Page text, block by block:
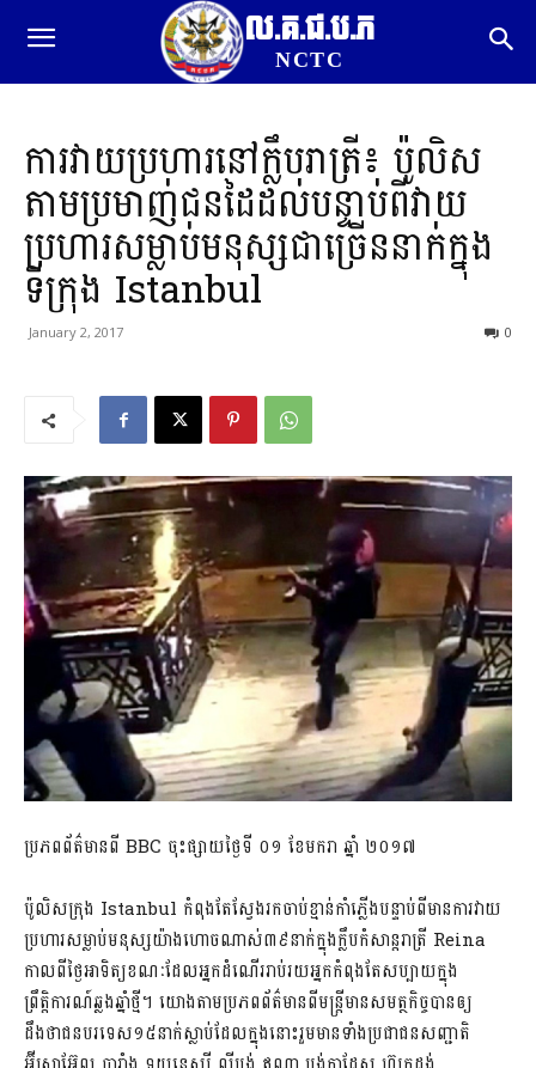
ល.គ.ជ.ប.ភ
NCTC
ការវាយប្រហារនៅក្លឹបរាត្រី៖ ប៉ូលិស
តាមប្រមាញ់ជនដៃដល់បន្ទាប់ពីវាយ
ប្រហារសម្លាប់មនុស្សជាច្រើននាក់ក្នុង
ទីក្រុង Istanbul
January 2, 2017 0
ប្រភពព័ត៌មានពី BBC ចុះផ្សាយថ្ងៃទី ០១ ខែមករា ឆ្នាំ ២០១៧
ប៉ូលិសក្រុង Istanbul កំពុងតែស្វែងរកចាប់ខ្មាន់កាំភ្លើងបន្ទាប់ពីមានការវាយ
ប្រហារសម្លាប់មនុស្សយ៉ាងហោចណាស់៣៩នាក់ក្នុងក្លឹបកំសាន្តរាត្រី Reina
កាលពីថ្ងៃអាទិត្យខណៈដែលអ្នកដំណើររាប់រយអ្នកកំពុងតែសប្បាយក្នុង
ព្រឹត្តិការណ៍ឆ្លងឆ្នាំថ្មី។ យោងតាមប្រភពព័ត៌មានពីមន្រ្តីមានសមត្ថកិច្ចបានឲ្យ
ដឹងថាជនបរទេស១៥នាក់ស្លាប់ដែលក្នុងនោះរួមមានទាំងប្រជាជនសញ្ជាតិ